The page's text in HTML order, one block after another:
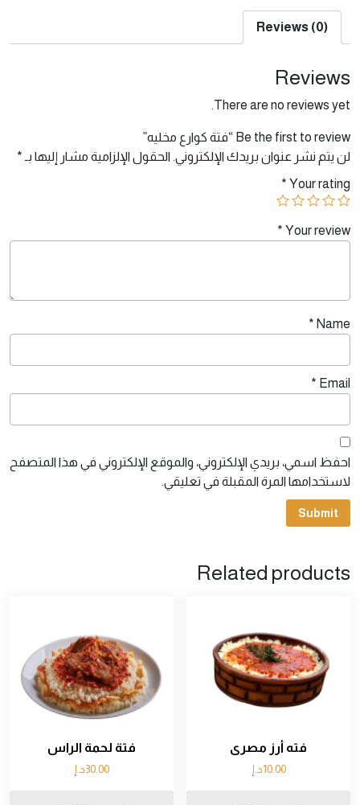
Reviews (0)
Reviews
There are no reviews yet.
Be the first to review “فتة كوارع مخليه”
لن يتم نشر عنوان بريدك الإلكتروني. الحقول الإلزامية مشار إليها بـ *
Your rating
*
Your review
*
Name
*
Email
*
احفظ اسمي، بريدي الإلكتروني، والموقع الإلكتروني في هذا المتصفح
لاستخدامها المرة المقبلة في تعليقي.
Related products
فته أرز مصرى
10.00د.إ
فتة لحمة الراس
30.00د.إ